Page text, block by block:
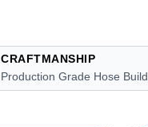
CRAFTMANSHIP
Production Grade Hose Build